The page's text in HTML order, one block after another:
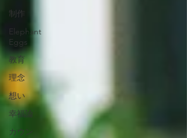
制作
Elephant
Eggs
教育
理念
想い
幸福論
カウン